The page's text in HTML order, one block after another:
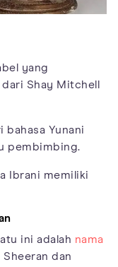
yang
Shay Mitchell
bahasa Yunani
pembimbing.
Ibrani memiliki
ini adalah nama
dan